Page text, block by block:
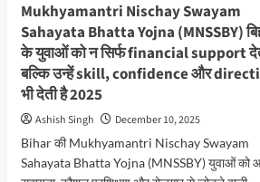
Mukhyamantri Nischay Swayam
Sahayata Bhatta Yojna (MNSSBY)
के युवाओं को न सिर्फ financial support
बल्कि उन्हें skill, confidence और
भी देती है 2025
Ashish Singh
December 10, 2025
Bihar की Mukhyamantri Nischay Swayam
Sahayata Bhatta Yojna (MNSSBY) युवाओं को